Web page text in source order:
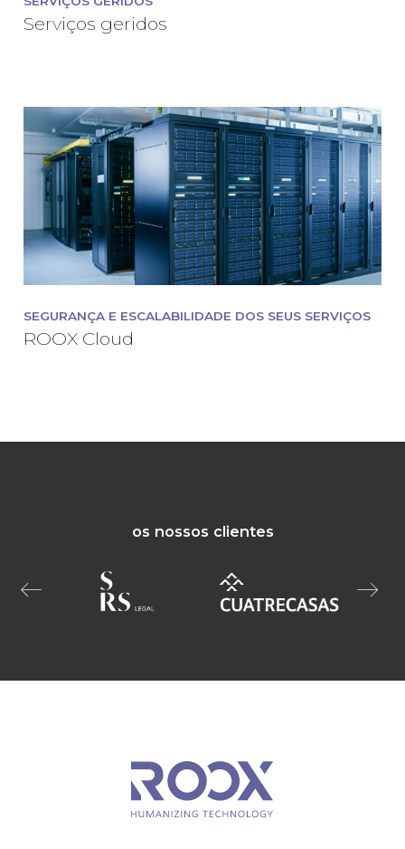
Serviços geridos
SEGURANÇA E ESCALABILIDADE DOS SEUS SERVIÇOS
ROOX Cloud
os nossos clientes